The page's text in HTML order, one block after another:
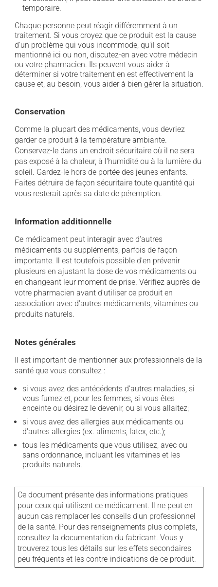
temporaire.
Chaque personne peut réagir différemment à un
traitement. Si vous croyez que ce produit est la cause
d'un problème qui vous incommode, qu'il soit
mentionné ici ou non, discutez-en avec votre médecin
ou votre pharmacien. Ils peuvent vous aider à
déterminer si votre traitement en est effectivement la
cause et, au besoin, vous aider à bien gérer la situation.
Conservation
Comme la plupart des médicaments, vous devriez
garder ce produit à la température ambiante.
Conservez-le dans un endroit sécuritaire où il ne sera
pas exposé à la chaleur, à l'humidité ou à la lumière du
soleil. Gardez-le hors de portée des jeunes enfants.
Faites détruire de façon sécuritaire toute quantité qui
vous resterait après sa date de péremption.
Information additionnelle
Ce médicament peut interagir avec d'autres
médicaments ou suppléments, parfois de façon
importante. Il est toutefois possible d'en prévenir
plusieurs en ajustant la dose de vos médicaments ou
en changeant leur moment de prise. Vérifiez auprès de
votre pharmacien avant d'utiliser ce produit en
association avec d'autres médicaments, vitamines ou
produits naturels.
Notes générales
Il est important de mentionner aux professionnels de la
santé que vous consultez :
si vous avez des antécédents d'autres maladies, si
vous fumez et, pour les femmes, si vous êtes
enceinte ou désirez le devenir, ou si vous allaitez;
si vous avez des allergies aux médicaments ou
d'autres allergies (ex. aliments, latex, etc.);
tous les médicaments que vous utilisez, avec ou
sans ordonnance, incluant les vitamines et les
produits naturels.
Ce document présente des informations pratiques
pour ceux qui utilisent ce médicament. Il ne peut en
aucun cas remplacer les conseils d'un professionnel
de la santé. Pour des renseignements plus complets,
consultez la documentation du fabricant. Vous y
trouverez tous les détails sur les effets secondaires
peu fréquents et les contre-indications de ce produit.